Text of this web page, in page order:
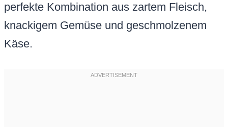
perfekte Kombination aus zartem Fleisch,
knackigem Gemüse und geschmolzenem
Käse.